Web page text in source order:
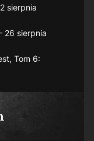
sierpnia
26 sierpnia
Tom 6: